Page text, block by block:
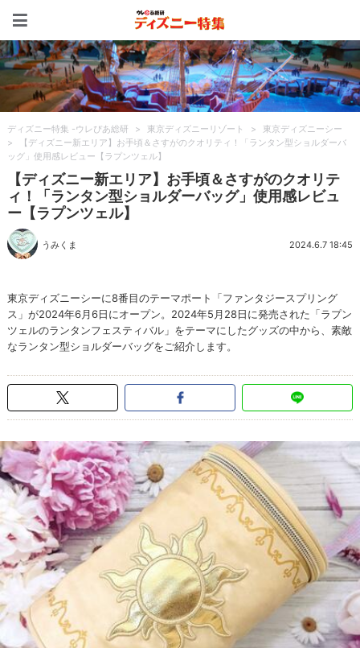
ディズニー特集 -ウレぴあ総研 > 東京ディズニーリゾート >
東京ディズニーシー
>
【ディズニー新エリア】お手頃＆さすがのクオリティ！「ランタン型ショルダーバ
ッグ」使用感レビュー【ラプンツェル】
【ディズニー新エリア】お手頃＆さすがのクオリテ
ィ！「ランタン型ショルダーバッグ」使用感レビュ
ー【ラプンツェル】
うみくま 2024.6.7 18:45
東京ディズニーシーに8番目のテーマポート「ファンタジースプリング
ス」が2024年6月6日にオープン。2024年5月28日に発売された「ラプン
ツェルのランタンフェスティバル」をテーマにしたグッズの中から、素敵
なランタン型ショルダーバッグをご紹介します。